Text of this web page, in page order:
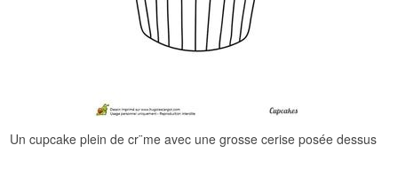
Un cupcake plein de cr¨me avec une grosse cerise posée dessus